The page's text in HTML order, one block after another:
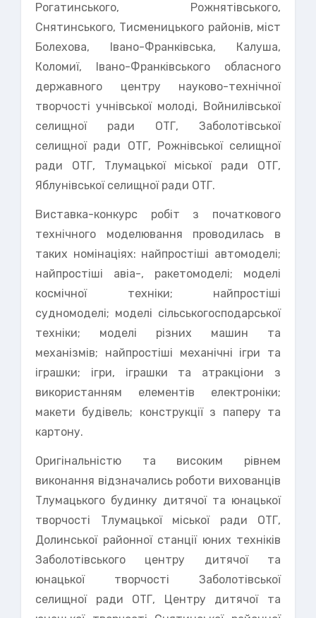
Рогатинського, Рожнятівського,
Снятинського, Тисменицького районів, міст
Болехова, Івано-Франківська, Калуша,
Коломиї, Івано-Франківського обласного
державного центру науково-технічної
творчості учнівської молоді, Войнилівської
селищної ради ОТГ, Заболотівської
селищної ради ОТГ, Рожнівської селищної
ради ОТГ, Тлумацької міської ради ОТГ,
Яблунівської селищної ради ОТГ.
Виставка-конкурс робіт з початкового
технічного моделювання проводилась в
таких номінаціях: найпростіші автомоделі;
найпростіші авіа-, ракетомоделі; моделі
космічної техніки; найпростіші
судномоделі; моделі сільськогосподарської
техніки; моделі різних машин та
механізмів; найпростіші механічні ігри та
іграшки; ігри, іграшки та атракціони з
використанням елементів електроніки;
макети будівель; конструкції з паперу та
картону.
Оригінальністю та високим рівнем
виконання відзначались роботи вихованців
Тлумацького будинку дитячої та юнацької
творчості Тлумацької міської ради ОТГ,
Долинської районної станції юних техніків
Заболотівського центру дитячої та
юнацької творчості Заболотівської
селищної ради ОТГ, Центру дитячої та